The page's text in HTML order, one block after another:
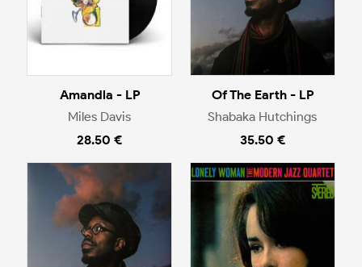
Amandla - LP
Miles Davis
28.50 €
Of The Earth - LP
Shabaka Hutchings
35.50 €